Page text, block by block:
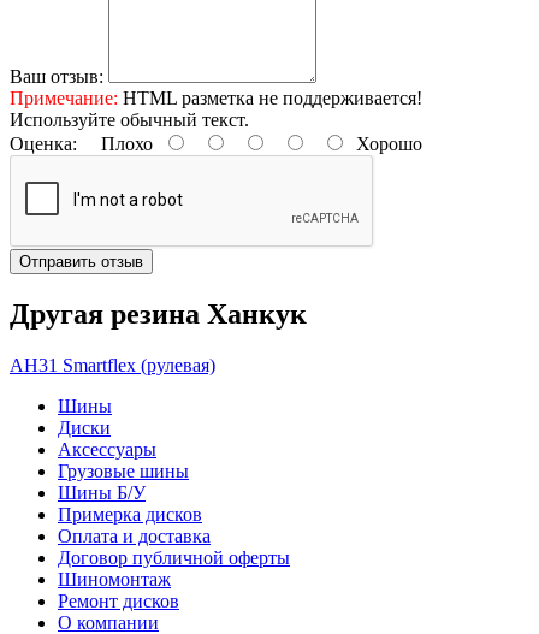
Ваш отзыв:
Примечание: HTML разметка не поддерживается!
Используйте обычный текст.
Оценка: Плохо Хорошо
Отправить отзыв
Другая резина Ханкук
AH31 Smartflex (рулевая)
Шины
Диски
Аксессуары
Грузовые шины
Шины Б/У
Примерка дисков
Оплата и доставка
Договор публичной оферты
Шиномонтаж
Ремонт дисков
О компании